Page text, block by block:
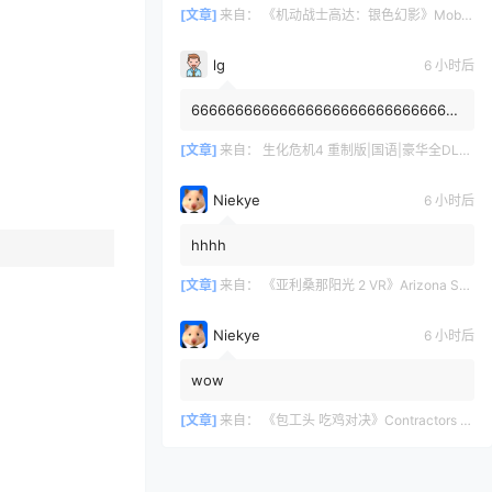
1/144 а так я пропустил хайп данно...
[文章] 来自： 《机动战士高达：银色幻影》Mobile Suit Gundam: Silver Phantom
lg 6 小时后
6666666666666666666666666666666
[文章] 来自： 生化危机4 重制版|国语|豪华全DLC（Resident Evil 4 VR）
Niekye 6 小时后
hhhh
[文章] 来自： 《亚利桑那阳光 2 VR》Arizona Sunshine® 2
Niekye 6 小时后
wow
[文章] 来自： 《包工头 吃鸡对决》Contractors Showdown